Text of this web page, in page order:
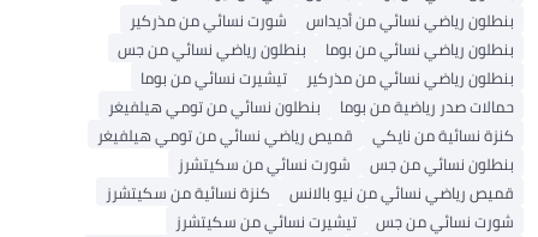
بنطلون رياضي نسائي من أديداس
شورت نسائي من مذركير
بنطلون رياضي نسائي من بوما
بنطلون رياضي نسائي من جس
بنطلون رياضي نسائي من مذركير
تيشيرت نسائي من بوما
حمالات صدر رياضية من بوما
بنطلون نسائي من تومي هيلفيغر
كنزة نسائية من نايكي
قميص رياضي نسائي من تومي هيلفيغر
بنطلون نسائي من جس
شورت نسائي من سكيتشرز
قميص رياضي نسائي من نيو بالانس
كنزة نسائية من سكيتشرز
شورت نسائي من جس
تيشيرت نسائي من سكيتشرز